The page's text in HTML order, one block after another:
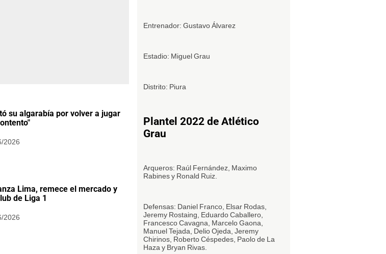
su algarabía por volver a jugar
2026
Lima, remece el mercado y
de Liga 1
2026
Entrenador: Gustavo Álvarez
Estadio: Miguel Grau
Distrito: Piura
Plantel 2022 de Atlético
Grau
Arqueros: Raúl Fernández, Maximo
Rabines y Ronald Ruiz.
Defensas: Daniel Franco, Elsar Rodas,
Jeremy Rostaing, Eduardo Caballero,
Francesco Cavagna, Marcelo Gaona,
Manuel Tejada, Delio Ojeda, Jeremy
Chirinos, Roberto Céspedes, Paolo de La
Haza y Bryan Rivas.